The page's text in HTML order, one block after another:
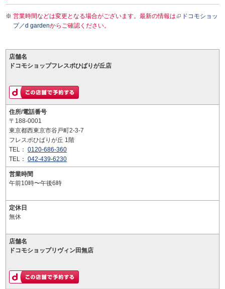
営業時間などは変更となる場合がございます。最新の情報は
ドコモショッ
プ／d gardenからご確認ください。
店舗名
ドコモショップフレスポひばりが丘店
住所/電話番号
〒188-0001
東京都西東京市谷戸町2-3-7
フレスポひばりが丘 1階
TEL： 0120-686-360
TEL： 042-439-6230
営業時間
午前10時〜午後6時
定休日
無休
店舗名
ドコモショップリヴィン田無店